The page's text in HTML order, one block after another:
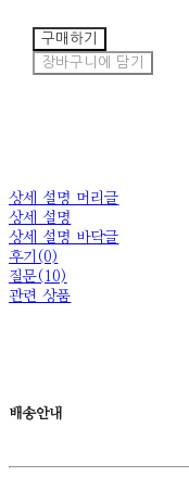
구매하기
장바구니에 담기
상세 설명 머리글
상세 설명
상세 설명 바닥글
후기(0)
질문(10)
관련 상품
배송안내